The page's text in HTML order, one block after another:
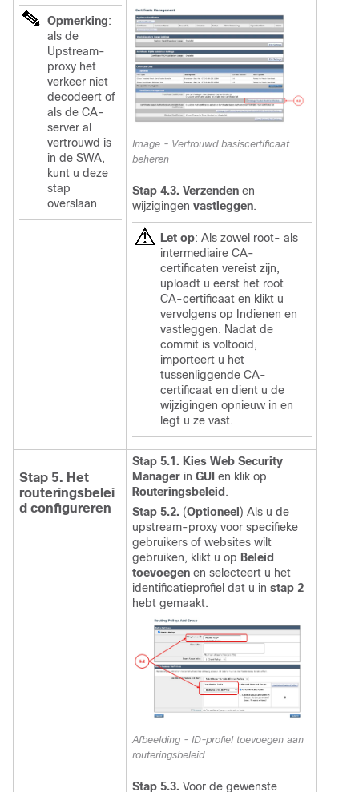
Opmerking:
als de
Upstream-
proxy het
verkeer niet
decodeert of
als de CA-
server al
vertrouwd is
in de SWA,
kunt u deze
stap
overslaan
Image - Vertrouwd basiscertificaat
beheren
Stap 4.3. Verzenden en
wijzigingen vastleggen.
Let op: Als zowel root- als
intermediaire CA-
certificaten vereist zijn,
uploadt u eerst het root
CA-certificaat en klikt u
vervolgens op Indienen en
vastleggen. Nadat de
commit is voltooid,
importeert u het
tussenliggende CA-
certificaat en dient u de
wijzigingen opnieuw in en
legt u ze vast.
Stap 5. Het
routeringsbelei
d configureren
Stap 5.1. Kies Web Security
Manager in GUI en klik op
Routeringsbeleid .
Stap 5.2. (Optioneel ) Als u de
upstream-proxy voor specifieke
gebruikers of websites wilt
gebruiken, klikt u op Beleid
toevoegen en selecteert u het
identificatieprofiel dat u in stap 2
hebt gemaakt.
Afbeelding - ID-profiel toevoegen aan
routeringsbeleid
Stap 5.3. Voor de gewenste